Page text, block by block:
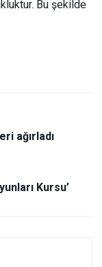
Bu şekilde
ağırladı
Kursu’